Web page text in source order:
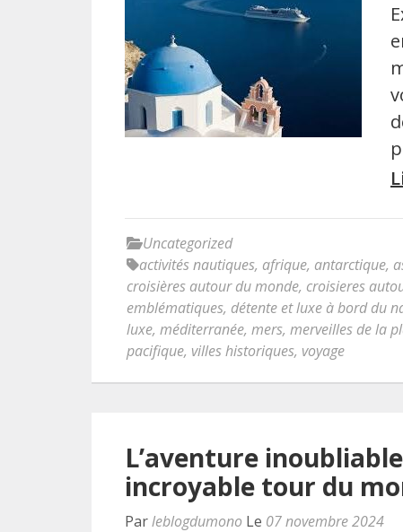
Uncategorized
activités nautiques, afrique, antarctique,
croisières autour du monde, croisieres
emblématiques, détente et luxe à bord du
luxe, méditerranée, mers, merveilles de la
pacifique, villes historiques, voyage
L’aventure
incroyable tour du
Parleblogdumono Le 07 novembre 2024